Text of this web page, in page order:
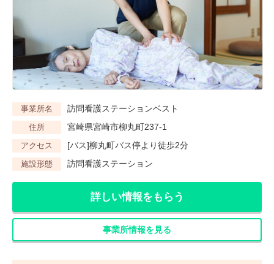
事業所名 訪問看護ステーションベスト
住所 宮崎県宮崎市柳丸町237-1
アクセス [バス]柳丸町バス停より徒歩2分
施設形態 訪問看護ステーション
詳しい情報をもらう
事業所情報を見る